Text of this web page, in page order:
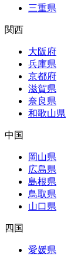
三重県
関西
大阪府
兵庫県
京都府
滋賀県
奈良県
和歌山県
中国
岡山県
広島県
島根県
鳥取県
山口県
四国
愛媛県